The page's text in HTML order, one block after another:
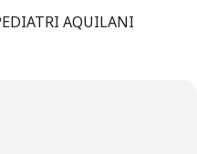
AQUILANI